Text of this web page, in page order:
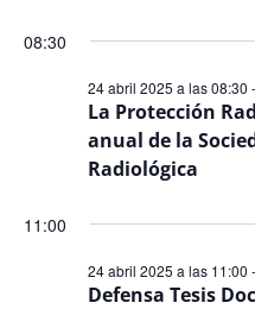
08:30
La Protección
anual de la
Radiológica
24 abril 2025 a las 08:30 -
11:00
Defensa Tesis
24 abril 2025 a las 11:00 -